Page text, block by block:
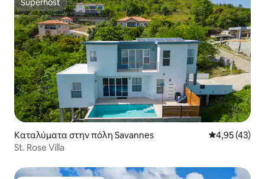
Superhost
Superhost
Καταλύματα στην πόλη Savannes Μέση
4,95 (43)
St. Rose Villa